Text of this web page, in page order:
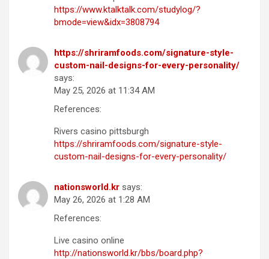
https://www.ktalktalk.com/studylog/?
bmode=view&idx=3808794
https://shriramfoods.com/signature-style-
custom-nail-designs-for-every-personality/
says:
May 25, 2026 at 11:34 AM
References:
Rivers casino pittsburgh
https://shriramfoods.com/signature-style-
custom-nail-designs-for-every-personality/
nationsworld.kr says:
May 26, 2026 at 1:28 AM
References:
Live casino online
http://nationsworld.kr/bbs/board.php?